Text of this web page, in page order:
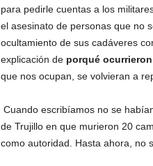
para pedirle cuentas a los
el asesinato de personas que no
ocultamiento de sus cadáveres
explicación de porqué
que nos ocupan, se volvieran a
Cuando escribíamos no se
de Trujillo en que murieron 20
como autoridad. Hasta ahora, no